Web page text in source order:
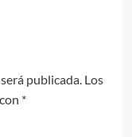
publicada. Los
*